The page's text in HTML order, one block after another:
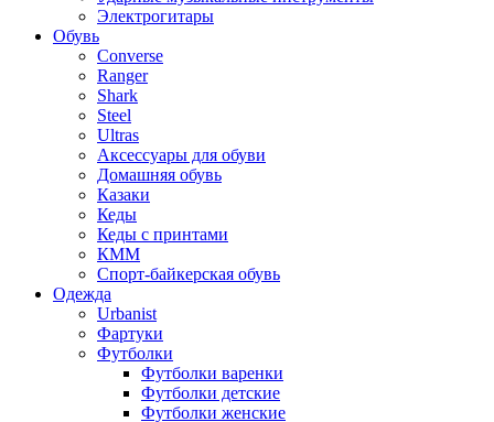
Электрогитары
Обувь
Converse
Ranger
Shark
Steel
Ultras
Аксессуары для обуви
Домашняя обувь
Казаки
Кеды
Кеды с принтами
КММ
Спорт-байкерская обувь
Одежда
Urbanist
Фартуки
Футболки
Футболки варенки
Футболки детские
Футболки женские